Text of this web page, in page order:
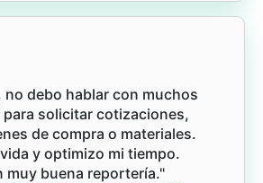
no debo hablar con muchos
solicitar cotizaciones,
de compra o materiales.
y optimizo mi tiempo.
muy buena reportería."